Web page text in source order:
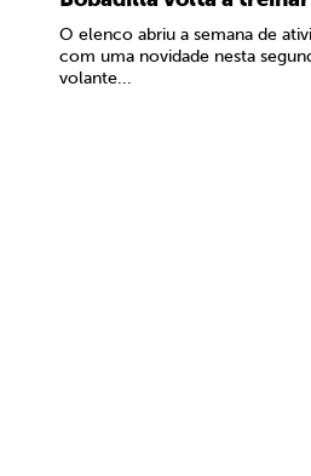
O elenco abriu a semana de
com uma novidade nesta
volante...